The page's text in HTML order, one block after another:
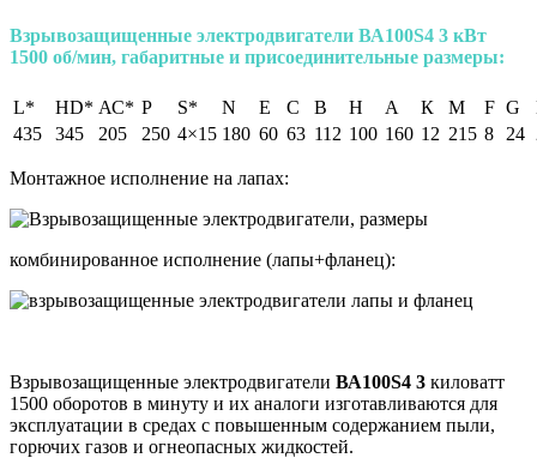
Взрывозащищенные электродвигатели ВА100S4 3 кВт
1500 об/мин, габаритные и присоединительные размеры:
L* HD* АС* Р S* N Е С В Н А К М F G
435
345 205 250 4×15 180 60 63 112 100 160 12 215 8 24
Монтажное исполнение на лапах:
комбинированное исполнение (лапы+фланец):
Взрывозащищенные электродвигатели ВА100S4 3 киловатт
1500 оборотов в минуту и их аналоги изготавливаются для
эксплуатации в средах с повышенным содержанием пыли,
горючих газов и огнеопасных жидкостей.